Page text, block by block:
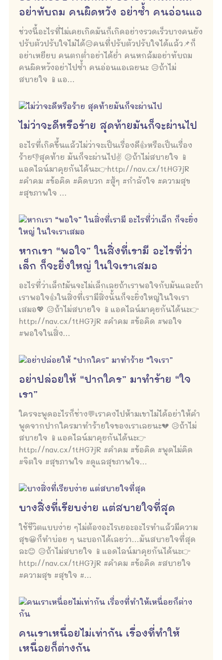
อย่าทับถม คนผิดหวัง อย่าซ้ำ คนอ่อนแอ
ช่วงนี้อะไรที่ไม่เคยเกิดมันก็เกิดอย่างรวดเร็วบางคนยัง
ปรับตัวปรับใจไม่ได้😥คนที่ปรับตัวปรับใจได้แล้ว📌ก็
อย่าเหยียบ คนตกต่ำอย่าได้ย่ำ คนหกล้มอย่าทับถม
คนผิดหวังอย่าไปซ้ำ คนอ่อนแอเลยนะ 😥ถ้าไม่
สบายใจ 📱แอ...
ไม่ว่าจะดีหรือร้าย สุดท้ายมันก็จะผ่านไป
อะไรที่เกิดขึ้นแล้วไม่ว่าจะเป็นเรื่องดี👍หรือเป็นเรื่อง
ร้าย👎สุดท้าย มันก็จะผ่านไป✌ 😥ถ้าไม่สบายใจ 📱
แอดไลน์มาคุยกันได้นะ👉http://nav.cx/1tHG7jR
#คำคม #ข้อคิด #คิดบวก #สู้ๆ #กำลังใจ #ความสุข
#สุขภาพใจ ...
หากเรา “พอใจ” ในสิ่งที่เรามี อะไรที่ว่า
เล็ก ก็จะยิ่งใหญ่ ในใจเราเสมอ
อะไรที่ว่าเล็ก❗มันจะไม่เล็กเลยถ้าเราพอใจกับมันและถ้า
เราพอใจ👍ในสิ่งที่เรามีสิ่งนั้นก็จะยิ่งใหญ่ในใจเรา
เสมอ💖 😥ถ้าไม่สบายใจ 📱แอดไลน์มาคุยกันได้นะ👉
http://nav.cx/1tHG7jR #คำคม #ข้อคิด #พอใจ
#พอใจในสิ่ง...
อย่าปล่อยให้ “ปากใคร” มาทำร้าย “ใจ
เรา”
ใครจะพูดอะไรก็ช่าง💬เราคงไปห้ามเขาไม่ได้อย่าให้คำ
พูดจากปากใครมาทำร้ายใจของเราเลยนะ💔 😥ถ้าไม่
สบายใจ 📱แอดไลน์มาคุยกันได้นะ👉
http://nav.cx/1tHG7jR #คำคม #ข้อคิด #พูดไม่คิด
#จิตใจ #สุขภาพใจ #ดูแลสุขภาพใจ...
บางสิ่งที่เรียบง่าย แต่สบายใจที่สุด
ใช้ชีวิตแบบง่าย ๆไม่ต้องอะไรเยอะอะไรทำแล้วมีความ
สุข😀ก็ทำบ่อย ๆ นะบอกได้เลยว่า...มันสบายใจที่สุด
ละ😊 😥ถ้าไม่สบายใจ 📱แอดไลน์มาคุยกันได้นะ👉
http://nav.cx/1tHG7jR #คำคม #ข้อคิด #สบายใจ
#ความสุข #สุขใจ #...
คนเราเหนื่อยไม่เท่ากัน เรื่องที่ทำให้
เหนื่อยก็ต่างกัน